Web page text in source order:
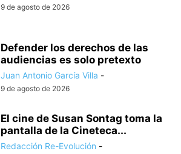
9 de agosto de 2026
Defender los derechos de las
audiencias es solo pretexto
Juan Antonio García Villa -
9 de agosto de 2026
El cine de Susan Sontag toma la
pantalla de la Cineteca...
Redacción Re-Evolución -